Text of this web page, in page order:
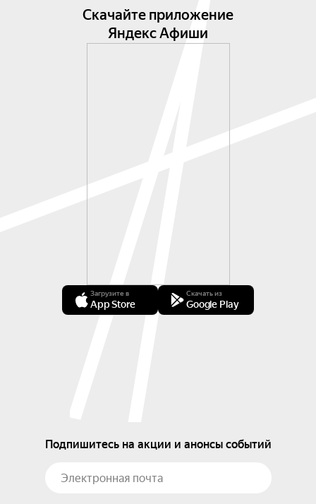
Скачайте приложение
Яндекс Афиши
Загрузите в
App Store
Скачать из
Google Play
Подпишитесь на акции и анонсы событий